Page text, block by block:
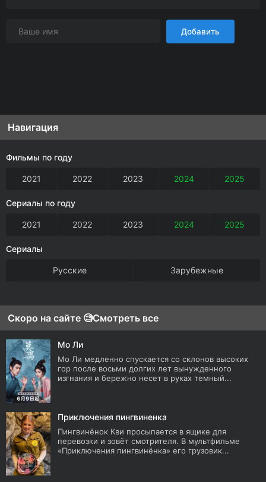
Добавить
Навигация
Фильмы по году
2021 2022 2023 2024 2025
Сериалы по году
2021 2022 2023 2024 2025
Сериалы
Русские Зарубежные
Скоро на сайте 🧐Смотреть все
Мо Ли
Мо Ли медленно спускается со склонов высоких
гор после восьми долгих лет вынужденного
изгнания и бережно несет в руках темный...
Приключения пингвиненка
Пингвинёнок Кви просыпается в ящике для
перевозки и зовёт смотрителя. В мультфильме
«Приключения пингвинёнка» его грузовик...